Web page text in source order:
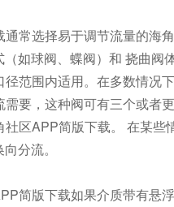
选择易于调节流量的海角社
（如球阀、蝶阀）和
范围内适用。在多数情
，这种阀可有三个或者
APP简版下载。 在某些
流。
简版下载如果介质带有悬